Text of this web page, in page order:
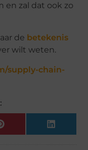
zal dat ook zo
de betekenis
wilt weten.
supply-chain-
Pinterest LinkedIn